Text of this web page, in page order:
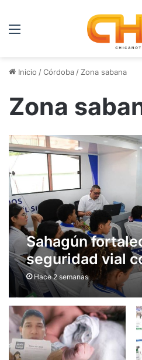
Menú
Inicio /Córdoba / Zona sabana
Zona
Sahagún
seguridad vial
pedagógica
de El Crucero
Hace 2 semanas